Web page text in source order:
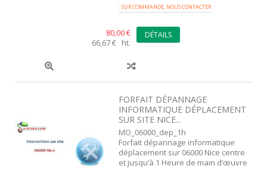
SUR COMMANDE, NOUS CONTACTER
80,00 €
66,67 € ht.
DÉTAILS
FORFAIT DÉPANNAGE
INFORMATIQUE DÉPLACEMENT
SUR SITE NICE...
MO_06000_dep_1h
Forfait dépannage informatique
déplacement sur 06000 Nice centre
et jusqu’à 1 Heure de main d’œuvre